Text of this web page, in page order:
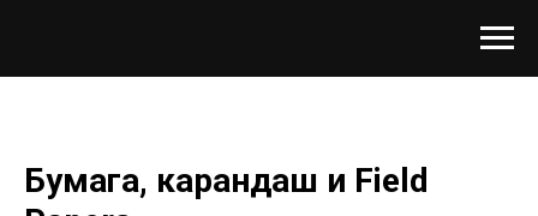
Бумага, карандаш и Field